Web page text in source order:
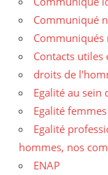
Communiqué
Contacts utiles
droits de
Egalité au sein
Egalité
Egalité
hommes, nos
ENAP